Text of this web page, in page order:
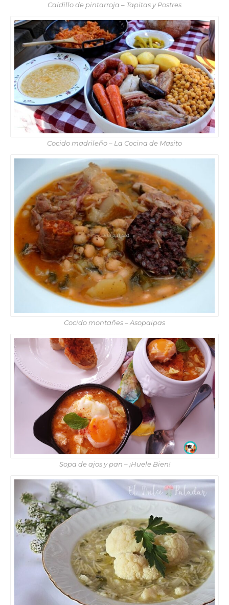
Caldillo de pintarroja – Tapitas y Postres
Cocido madrileño – La Cocina de Masito
Cocido montañes – Asopaipas
Sopa de ajos y pan – ¡Huele Bien!